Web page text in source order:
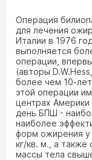
Операция
для лечения
Италии в 1976
выполняется
операции,
(авторы
более чем 10-
этой операции
центрах
день БПШ -
наиболее
форм ожирения
кг/кв. м., а
массы тела